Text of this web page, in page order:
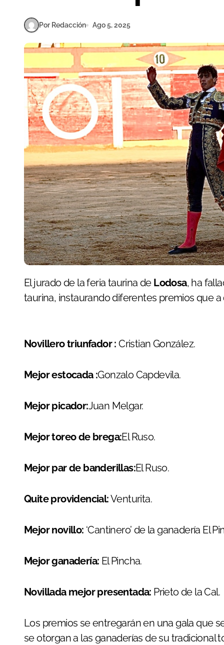
Por Redacción Ago 5, 2025
El jurado de la feria taurina de Lodosa, ha
taurina, instaurando diferentes premios que
Novillero triunfador : Cristian González.
Mejor estocada :Gonzalo Capdevila.
Mejor picador:Juan Melgar.
Mejor toreo de brega:El Ruso.
Mejor par de banderillas:El Ruso.
Quite providencial:Venturita.
Mejor novillo: ‘Cantinero’ de la ganadería El
Mejor ganadería: El Pincha.
Novillada mejor presentada: Prieto de la Cal.
Los premios se entregarán en una gala que
se otorgan a las ganaderías de su tradicional